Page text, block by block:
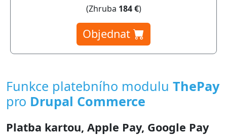
(Zhruba 184 €)
Objednat
Funkce platebního modulu ThePay
pro Drupal Commerce
Platba kartou, Apple Pay, Google Pay